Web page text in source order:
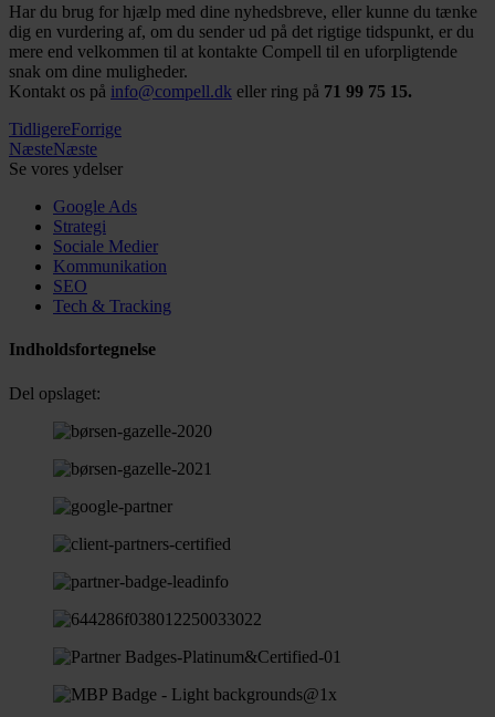
Har du brug for hjælp med dine nyhedsbreve, eller kunne du tænke
dig en vurdering af, om du sender ud på det rigtige tidspunkt, er du
mere end velkommen til at kontakte Compell til en uforpligtende
snak om dine muligheder.
Kontakt os på info@compell.dk eller ring på 71 99 75 15.
TidligereForrige
NæsteNæste
Se vores ydelser
Google Ads
Strategi
Sociale Medier
Kommunikation
SEO
Tech & Tracking
Indholdsfortegnelse
Del opslaget: